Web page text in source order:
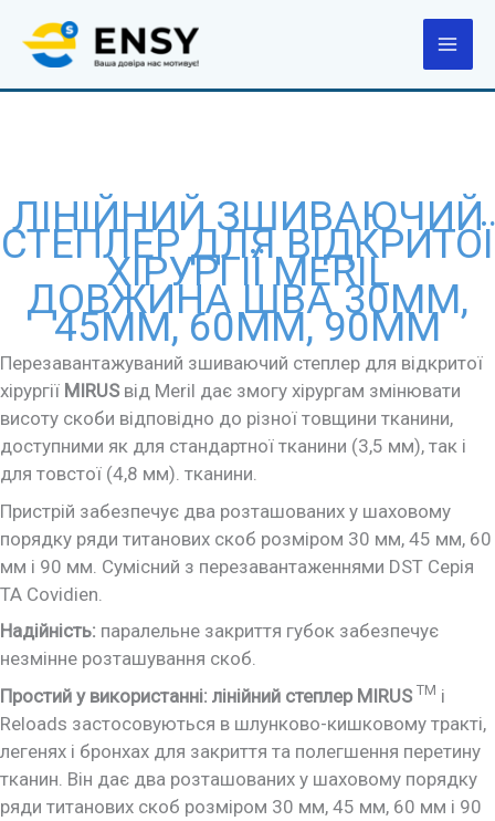
вмісту
ЛІНІЙНИЙ ЗШИВАЮЧИЙ
СТЕПЛЕР ДЛЯ ВІДКРИТОЇ
ХІРУРГІЇ MERIL
ДОВЖИНА ШВА 30ММ,
45ММ, 60ММ, 90ММ
Перезавантажуваний зшиваючий степлер для відкритої
хірургії MIRUSвід Meril дає змогу хірургам змінювати
висоту скоби відповідно до різної товщини тканини,
доступними як для стандартної тканини (3,5 мм), так і
для товстої (4,8 мм). тканини.
Пристрій забезпечує два розташованих у шаховому
порядку ряди титанових скоб розміром 30 мм, 45 мм, 60
мм і 90 мм. Сумісний з перезавантаженнями DST Серія
TA Covidien.
Надійність: паралельне закриття губок забезпечує
незмінне розташування скоб.
Простий у використанні: лінійний степлер MIRUS TM і
Reloads застосовуються в шлунково-кишковому тракті,
легенях і бронхах для закриття та полегшення перетину
тканин. Він дає два розташованих у шаховому порядку
ряди титанових скоб розміром 30 мм, 45 мм, 60 мм і 90